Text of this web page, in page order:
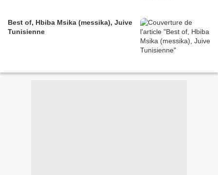
Best of, Hbiba Msika (messika), Juive
Tunisienne